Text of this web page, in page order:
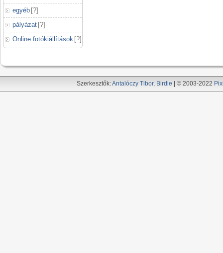
egyéb [?]
pályázat [?]
Online fotókiállítások [?]
Szerkesztők:Antalóczy Tibor, Birdie | © 2003-2022